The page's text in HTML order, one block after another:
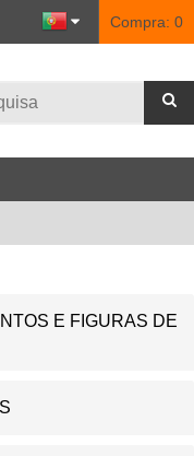
Compra: 0
E FIGURAS DE